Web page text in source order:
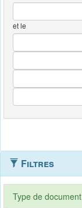
et le
Filtres
Type de document